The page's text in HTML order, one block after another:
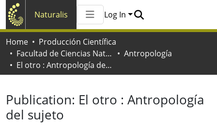
Naturalis
All of Naturalis
Log In
Home
Producción Científica
Facultad de Ciencias Naturales y Museo
Antropología
El otro : Antropología del sujeto
Publication: El otro : Antropología
del sujeto